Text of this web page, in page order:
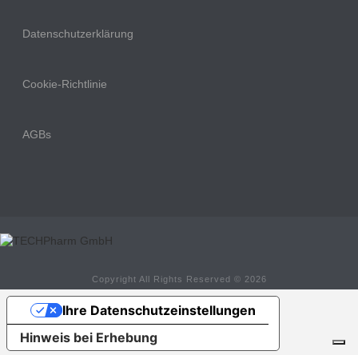
Datenschutzerklärung
Cookie-Richtlinie
AGBs
Copyright All Rights Reserved © 2026
Hinweis bei Erhebung
Ihre Datenschutzeinstellungen